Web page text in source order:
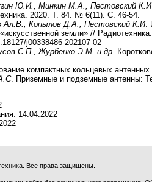
Ю.И., Минкин М.А., Пестовский К.И
2020. Т. 84. № 6(11). С. 46-54.
Ал.В., Копылов Д.А., Пестовский К.И.
земли» //
j00338486-202107-02
С.П., Журбенко Э.М. и др .
компактных кольцевых
. Приземные и подземные антенны:
14.04.2022
Все права защищены.